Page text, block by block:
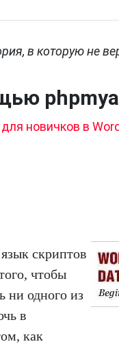
в которую не
новичков в
скриптов
чтобы
ни одного из
в
как